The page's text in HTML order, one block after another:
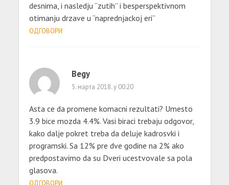
desnima, i nasledju “zutih” i besperspektivnom
otimanju drzave u “naprednjackoj eri”
ОДГОВОРИ
Begy
5. марта 2018. у 00:20
Asta ce da promene komacni rezultati? Umesto
3.9 bice mozda 4.4%. Vasi biraci trebaju odgovor,
kako dalje pokret treba da deluje kadrosvki i
programski. Sa 12% pre dve godine na 2% ako
predpostavimo da su Dveri ucestvovale sa pola
glasova.